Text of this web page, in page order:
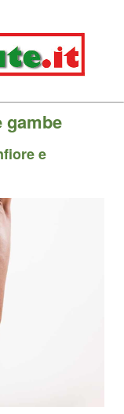
gambe
e